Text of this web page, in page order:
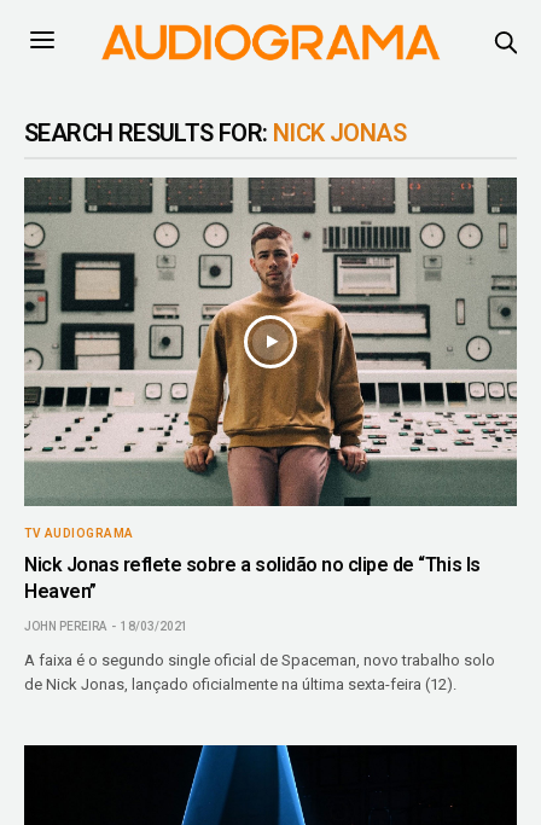
SEARCH RESULTS FOR: NICK JONAS
TV AUDIOGRAMA
Nick Jonas reflete sobre a solidão no clipe de “This Is
Heaven”
JOHN PEREIRA 18/03/2021
A faixa é o segundo single oficial de Spaceman, novo trabalho solo
de Nick Jonas, lançado oficialmente na última sexta-feira (12).